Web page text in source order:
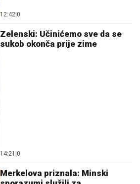
12:42|0
Zelenski: Učinićemo sve da se
sukob okonča prije zime
14:21 |0
Merkelova priznala: Minski